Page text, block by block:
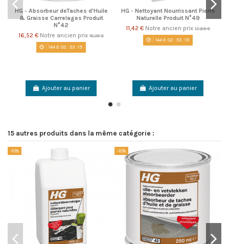
HG - Absorbeur deTaches d'Huile
& Graisse Carrelages Produit
N°42
16,52 € Notre ancien prix 18,35 €
144d.02 :53:19
Ajouter au panier
HG - Nettoyant Nourrissant Pierre
Naturelle Produit N°49
11,42 € Notre ancien prix 12,69 €
144d.02 :53:19
Ajouter au panier
15 autres produits dans la même catégorie :
-10% -10%